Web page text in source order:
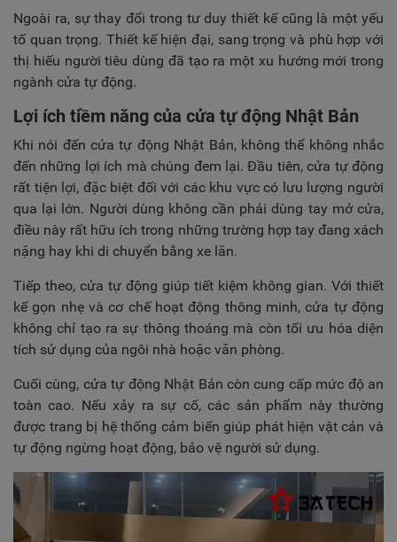
Ngoài ra, sự thay đổi trong tư duy thiết kế cũng là một yếu
tố quan trọng. Thiết kế hiện đại, sang trọng và phù hợp với
thị hiếu người tiêu dùng đã tạo ra một xu hướng mới trong
ngành cửa tự động.
Lợi ích tiềm năng của cửa tự động Nhật Bản
Khi nói đến cửa tự động Nhật Bản, không thể không nhắc
đến những lợi ích mà chúng đem lại. Đầu tiên, cửa tự động
rất tiện lợi, đặc biệt đối với các khu vực có lưu lượng người
qua lại lớn. Người dùng không cần phải dùng tay mở cửa,
điều này rất hữu ích trong những trường hợp tay đang xách
nặng hay khi di chuyển bằng xe lăn.
Tiếp theo, cửa tự động giúp tiết kiệm không gian. Với thiết
kế gọn nhẹ và cơ chế hoạt động thông minh, cửa tự động
không chỉ tạo ra sự thông thoáng mà còn tối ưu hóa diện
tích sử dụng của ngôi nhà hoặc văn phòng.
Cuối cùng, cửa tự động Nhật Bản còn cung cấp mức độ an
toàn cao. Nếu xảy ra sự cố, các sản phẩm này thường
được trang bị hệ thống cảm biến giúp phát hiện vật cản và
tự động ngừng hoạt động, bảo vệ người sử dụng.